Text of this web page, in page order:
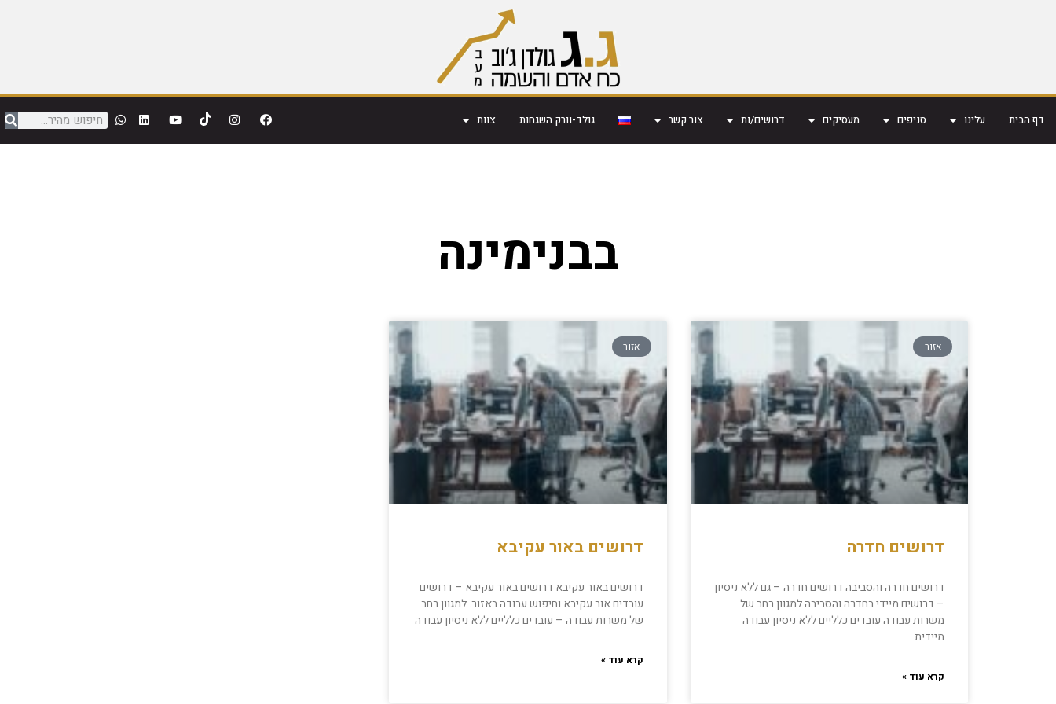
דף הבית עלינו סניפים מעסיקים דרושים/ות צור קשר גולד-וורק השגחות צוות
בבנימינה
אזור
דרושים חדרה
דרושים חדרה והסביבה דרושים חדרה – גם ללא ניסיון
– דרושים מיידי בחדרה והסביבה למגוון רחב של
משרות עבודה עובדים כלליים ללא ניסיון עבודה
מיידית
קרא עוד »
אזור
דרושים באור עקיבא
דרושים באור עקיבא דרושים באור עקיבא – דרושים
עובדים אור עקיבא וחיפוש עבודה באזור. למגוון רחב
של משרות עבודה – עובדים כלליים ללא ניסיון עבודה
קרא עוד »